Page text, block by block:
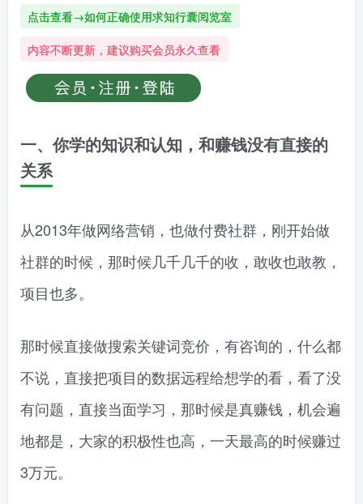
点击查看→如何正确使用求知行囊阅览室
内容不断更新，建议购买会员永久查看
一、你学的知识和认知，和赚钱没有直接的
关系
从2013年做网络营销，也做付费社群，刚开始做
社群的时候，那时候几千几千的收，敢收也敢教，
项目也多。
那时候直接做搜索关键词竞价，有咨询的，什么都
不说，直接把项目的数据远程给想学的看，看了没
有问题，直接当面学习，那时候是真赚钱，机会遍
地都是，大家的积极性也高，一天最高的时候赚过
3万元。